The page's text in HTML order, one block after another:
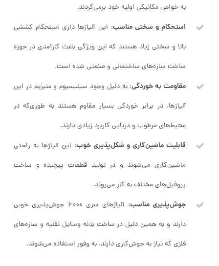
به خواص مکانیکی اولیه خود برمی‌گردند.
استحکام و سختی مناسب: این آلیاژها داری استحکام کششی
بالا و سختی زیاد هستند که این ویژگی باعث کارآمدی در حوزه
ساخت سازه‌های ساختمانی و صنعتی شده است.
مقاومت به خوردگی: به دلیل وجود سیلیسیوم و منیزیم در این
آلیاژها، در برابر خوردگی بسیار مقاوم هستند به طوری‌که در
محیط‌های مرطوب و دریایی کاربرد زیادی دارند.
قابلیت ماشین‌کاری و شکل‌پذیری خوب: این آلیاژها به راحتی
ماشین‌کاری می‌شوند و در تولید قطعات پیچیده و ساخت
پروفیل‌های مختلف به کار می‌روند.
جوش‌‌پذیری مناسب
: آلیاژهای سری 6000 جوش‌پذیری خوبی
دارند و به همین دلیل در ساخت بدنه وسایل نقلیه و سازه‌های
فلزی که نیاز به جوش‌کاری دارند، به وفور استفاده می‌شوند.